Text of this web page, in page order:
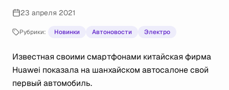
23 апреля 2021
Рубрики: Новинки Автоновости Электро
Известная своими смартфонами китайская фирма
Huawei показала на шанхайском автосалоне свой
первый автомобиль.